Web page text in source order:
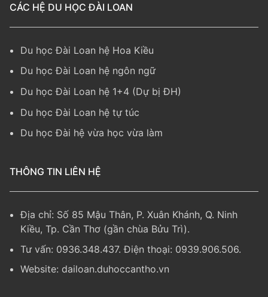
CÁC HỆ DU HỌC ĐÀI LOAN
Du học Đài Loan hệ Hoa Kiều
Du học Đài Loan hệ ngôn ngữ
Du học Đài Loan hệ 1+4 (Dự bị ĐH)
Du học Đài Loan hệ tự túc
Du học Đài hệ vừa học vừa làm
THÔNG TIN LIÊN HỆ
Địa chỉ: Số 85 Mậu Thân, P. Xuân Khánh, Q. Ninh
Kiều, Tp. Cần Thơ (gần chùa Bửu Trì).
Tư vấn: 0936.348.437. Điện thoại: 0939.906.506.
Website: dailoan.duhoccantho.vn